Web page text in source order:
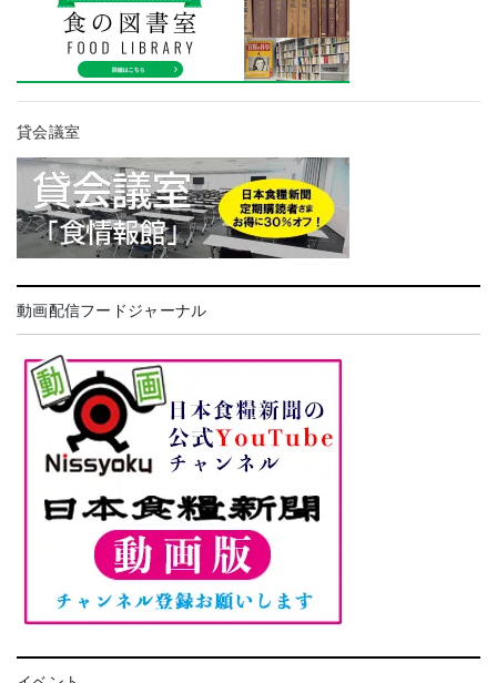
貸会議室
動画配信フードジャーナル